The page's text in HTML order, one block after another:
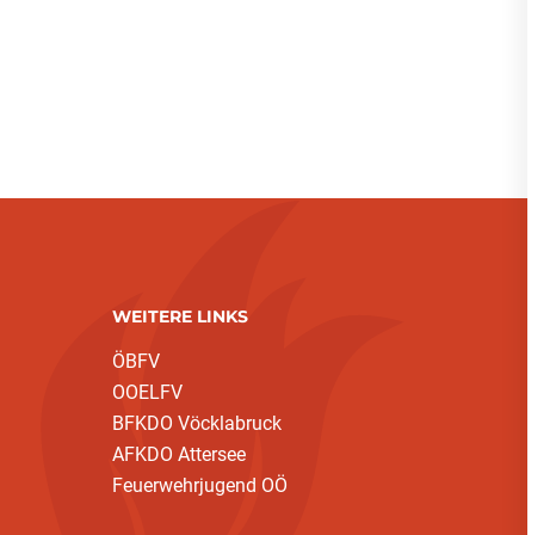
WEITERE LINKS
ÖBFV
OOELFV
BFKDO Vöcklabruck
AFKDO Attersee
Feuerwehrjugend OÖ